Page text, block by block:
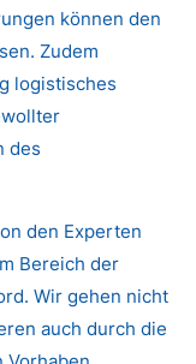
können den
Zudem
logistisches
des
den Experten
Bereich der
Wir gehen nicht
auch durch die